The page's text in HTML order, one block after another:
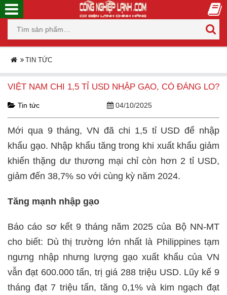
TIN TỨC
VIỆT NAM CHI 1,5 TỈ USD NHẬP GẠO, CÓ ĐÁNG LO?
Tin tức 04/10/2025
Mới qua 9 tháng, VN đã chi 1,5 tỉ USD để nhập
khẩu gạo. Nhập khẩu tăng trong khi xuất khẩu giảm
khiến thặng dư thương mại chỉ còn hơn 2 tỉ USD,
giảm đến 38,7% so với cùng kỳ năm 2024.
Tăng mạnh nhập gạo
Báo cáo sơ kết 9 tháng năm 2025 của Bộ NN-MT
cho biết: Dù thị trường lớn nhất là Philippines tạm
ngưng nhập nhưng lượng gạo xuất khẩu của VN
vẫn đạt 600.000 tấn, trị giá 288 triệu USD. Lũy kế 9
tháng đạt 7 triệu tấn, tăng 0,1% và kim ngạch đạt